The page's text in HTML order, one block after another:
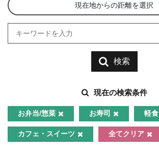
現在地からの距離を選択
検索
現在の検索条件
お弁当/惣菜 お寿司 軽食
カフェ・スイーツ 全てクリア